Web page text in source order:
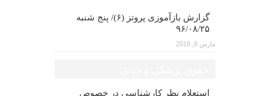
گزارش بازآموزی پروتز (۶)/ پنج شنبه
۹۶/۰۸/۲۵
مارس 8, 2018
استعلام نظر کارشناسی در خصوص